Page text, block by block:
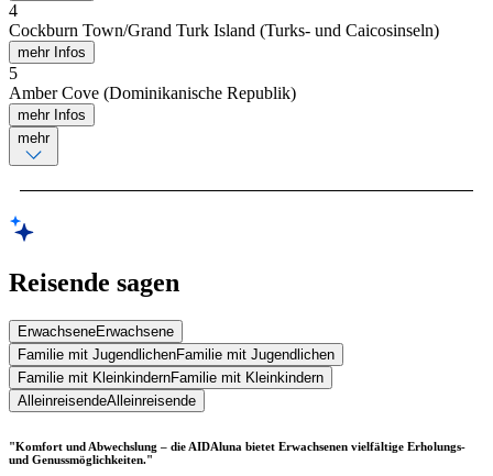
4
Cockburn Town/Grand Turk Island (Turks- und Caicosinseln)
mehr Infos
5
Amber Cove (Dominikanische Republik)
mehr Infos
mehr
Reisende sagen
ErwachseneErwachsene
Familie mit JugendlichenFamilie mit Jugendlichen
Familie mit KleinkindernFamilie mit Kleinkindern
AlleinreisendeAlleinreisende
"Komfort und Abwechslung – die AIDAluna bietet Erwachsenen vielfältige Erholungs-
und Genussmöglichkeiten."